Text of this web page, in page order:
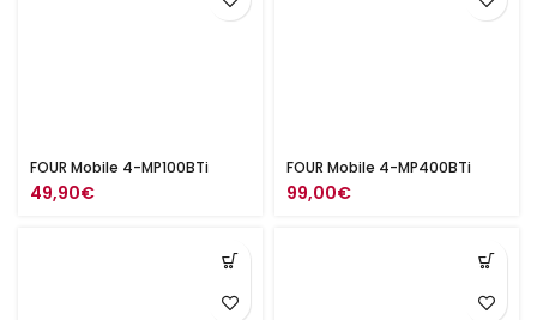
FOUR Mobile 4-MP100BTi
49,90€
FOUR Mobile 4-MP400BTi
99,00€